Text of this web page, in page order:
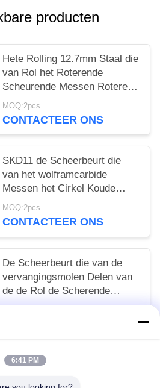
producten
Hete Rolling 12.7mm Staal die
van Rol het Roterende
Scheurende Messen Roterend
Messenblad snijden
MOQ:2pcs
CONTACTEER ONS
SKD11 de Scheerbeurt die
van het wolframcarbide
Messen het Cirkel Koude
Rolling Zij Knippen scheuren
MOQ:2pcs
CONTACTEER ONS
De Scheerbeurt die van de
vervangingsmolen Delen van
de de Rol de Scherende
Machine van het Messen
6:41 PM